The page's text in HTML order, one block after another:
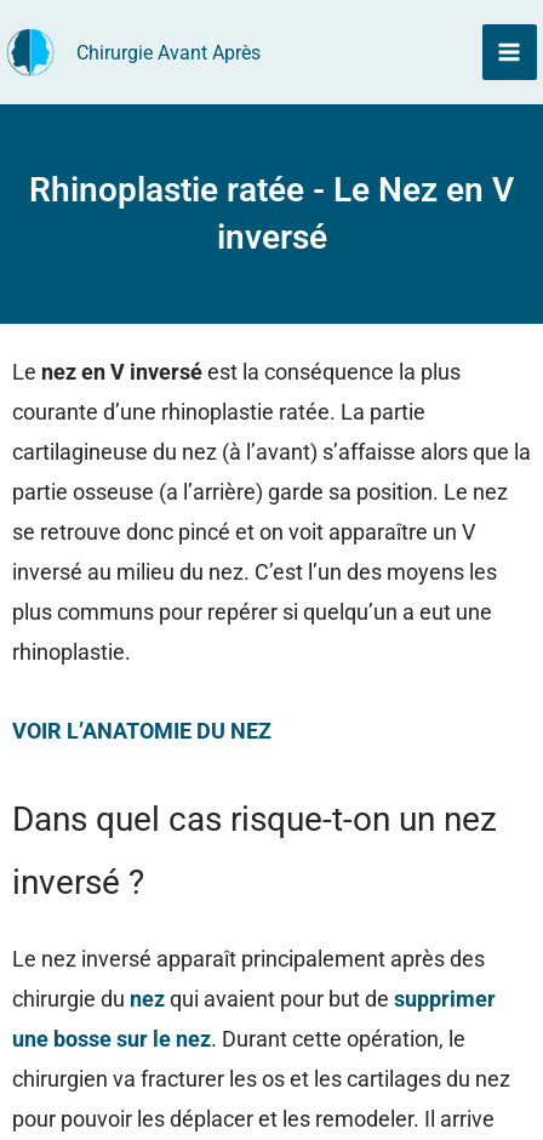
au
contenu
Chirurgie Avant Après
Rhinoplastie ratée - Le Nez en V
inversé
Le nez en V inverséest la conséquence la plus
courante d’une rhinoplastie ratée. La partie
cartilagineuse du nez (à l’avant) s’affaisse alors que la
partie osseuse (a l’arrière) garde sa position. Le nez
se retrouve donc pincé et on voit apparaître un V
inversé au milieu du nez. C’est l’un des moyens les
plus communs pour repérer si quelqu’un a eut une
rhinoplastie.
VOIR L’ANATOMIE DU NEZ
Dans quel cas risque-t-on un nez
inversé ?
Le nez inversé apparaît principalement après des
chirurgie du nezqui avaient pour but de supprimer
une bosse sur le nez. Durant cette opération, le
chirurgien va fracturer les os et les cartilages du nez
pour pouvoir les déplacer et les remodeler. Il arrive